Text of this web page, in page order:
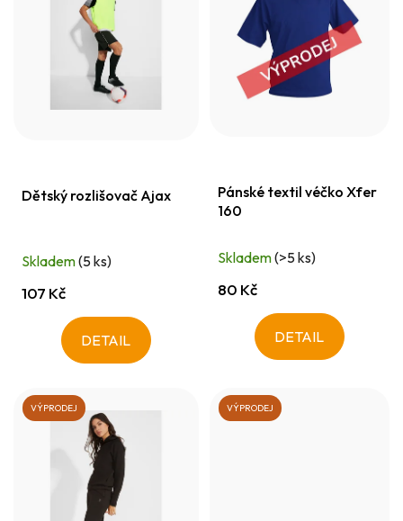
u
ů
Dětský rozlišovač Ajax
Skladem(5 ks)
107 Kč
DETAIL
Pánské textil véčko Xfer
160
Skladem(>5 ks)
80 Kč
DETAIL
VÝPRODEJ VÝPRODEJ